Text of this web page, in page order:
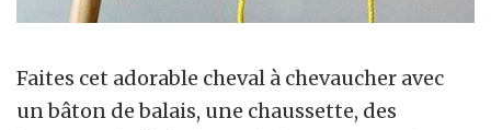
Faites cet adorable cheval à chevaucher avec
un bâton de balais, une chaussette, des